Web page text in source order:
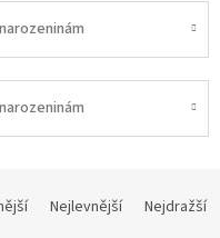
Nejlevnější Nejdražší